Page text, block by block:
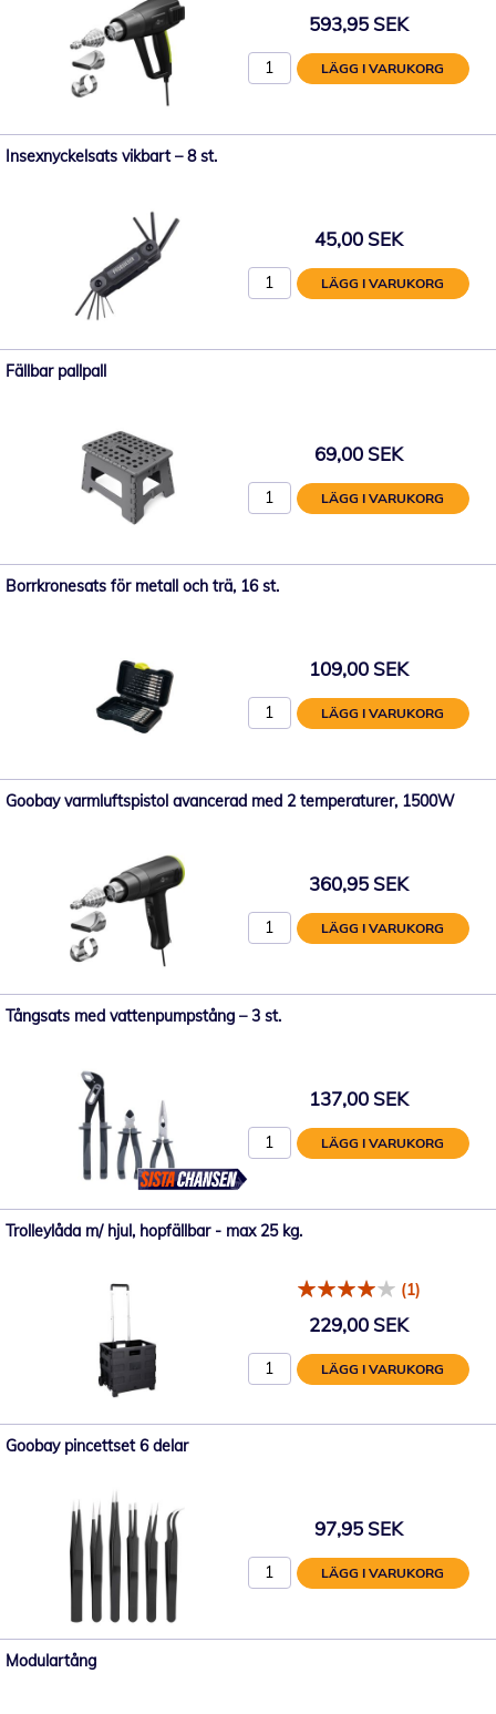
593,95 SEK
LÄGG I VARUKORG
Insexnyckelsats vikbart – 8 st.
45,00 SEK
LÄGG I VARUKORG
Fällbar pallpall
69,00 SEK
LÄGG I VARUKORG
Borrkronesats för metall och trä, 16 st.
109,00 SEK
LÄGG I VARUKORG
Goobay varmluftspistol avancerad med 2 temperaturer, 1500W
360,95 SEK
LÄGG I VARUKORG
Tångsats med vattenpumpstång – 3 st.
137,00 SEK
LÄGG I VARUKORG
Trolleylåda m/ hjul, hopfällbar - max 25 kg.
(1)
229,00 SEK
LÄGG I VARUKORG
Goobay pincettset 6 delar
97,95 SEK
LÄGG I VARUKORG
Modulartång